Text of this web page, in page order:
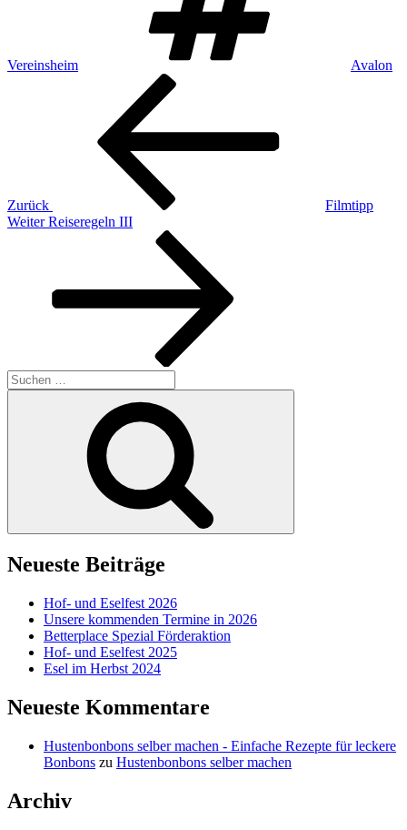
Vereinsheim Avalon
Beitragsnavigation
Zurück
Filmtipp
Nächster
Weiter Reiseregeln III
Suchen
nach:
Neueste Beiträge
Hof- und Eselfest 2026
Unsere kommenden Termine in 2026
Betterplace Spezial Förderaktion
Hof- und Eselfest 2025
Esel im Herbst 2024
Neueste Kommentare
Hustenbonbons selber machen - Einfache Rezepte für leckere
Bonbons zu Hustenbonbons selber machen
Archiv